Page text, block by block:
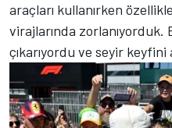
araçları kullanırken
virajlarında
çıkarıyordu ve seyir keyfini